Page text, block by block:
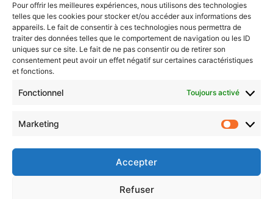
Pour offrir les meilleures expériences, nous utilisons des technologies
telles que les cookies pour stocker et/ou accéder aux informations des
appareils. Le fait de consentir à ces technologies nous permettra de
traiter des données telles que le comportement de navigation ou les ID
uniques sur ce site. Le fait de ne pas consentir ou de retirer son
consentement peut avoir un effet négatif sur certaines caractéristiques
et fonctions.
Fonctionnel Toujours activé
Marketing
Accepter
Refuser
limites et précautions
Les principes d’une charte éthique pour l’IA
L’IA dans votre organisation : dépasser la
simple charte pour une vraie stratégie
Protégé : AI
CONTACTEZ-NOUS
Politique de confidentialité